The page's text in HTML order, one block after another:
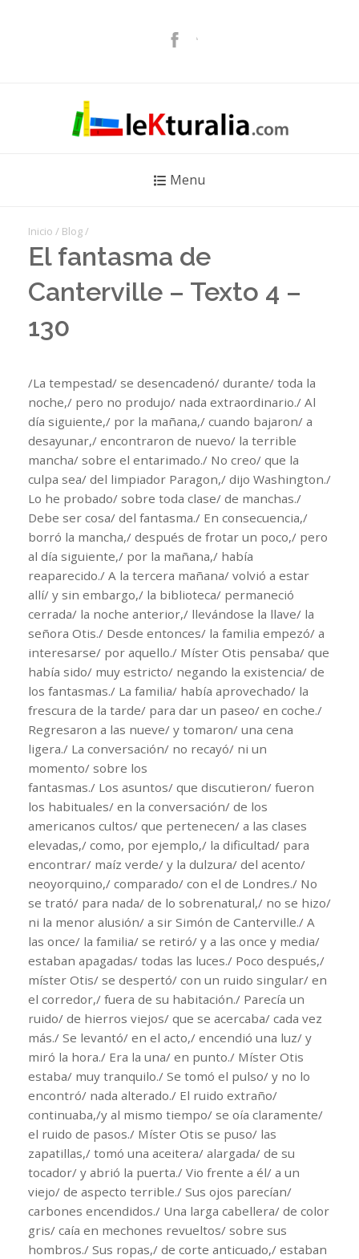
Menu
Inicio / Blog /
El fantasma de
Canterville – Texto 4 –
130
/La tempestad/ se desencadenó/ durante/ toda la
noche,/ pero no produjo/ nada extraordinario./ Al
día siguiente,/ por la mañana,/ cuando bajaron/ a
desayunar,/ encontraron de nuevo/ la terrible
mancha/ sobre el entarimado./ No creo/ que la
culpa sea/ del limpiador Paragon,/ dijo Washington./
Lo he probado/ sobre toda clase/ de manchas./
Debe ser cosa/ del fantasma./ En consecuencia,/
borró la mancha,/ después de frotar un poco,/ pero
al día siguiente,/ por la mañana,/ había
reaparecido./ A la tercera mañana/ volvió a estar
allí/ y sin embargo,/ la biblioteca/ permaneció
cerrada/ la noche anterior,/ llevándose la llave/ la
señora Otis./ Desde entonces/ la familia empezó/ a
interesarse/ por aquello./ Míster Otis pensaba/ que
había sido/ muy estricto/ negando la existencia/ de
los fantasmas./ La familia/ había aprovechado/ la
frescura de la tarde/ para dar un paseo/ en coche./
Regresaron a las nueve/ y tomaron/ una cena
ligera./ La conversación/ no recayó/ ni un
momento/ sobre los
fantasmas./ Los asuntos/ que discutieron/ fueron
los habituales/ en la conversación/ de los
americanos cultos/ que pertenecen/ a las clases
elevadas,/ como, por ejemplo,/ la dificultad/ para
encontrar/ maíz verde/ y la dulzura/ del acento/
neoyorquino,/ comparado/ con el de Londres./ No
se trató/ para nada/ de lo sobrenatural,/ no se hizo/
ni la menor alusión/ a sir Simón de Canterville./ A
las once/ la familia/ se retiró/ y a las once y media/
estaban apagadas/ todas las luces./ Poco después,/
míster Otis/ se despertó/ con un ruido singular/ en
el corredor,/ fuera de su habitación./ Parecía un
ruido/ de hierros viejos/ que se acercaba/ cada vez
más./ Se levantó/ en el acto,/ encendió una luz/ y
miró la hora./ Era la una/ en punto./ Míster Otis
estaba/ muy tranquilo./ Se tomó el pulso/ y no lo
encontró/ nada alterado./ El ruido extraño/
continuaba,/y al mismo tiempo/ se oía claramente/
el ruido de pasos./ Míster Otis se puso/ las
zapatillas,/ tomó una aceitera/ alargada/ de su
tocador/ y abrió la puerta./ Vio frente a él/ a un
viejo/ de aspecto terrible./ Sus ojos parecían/
carbones encendidos./ Una larga cabellera/ de color
gris/ caía en mechones revueltos/ sobre sus
hombros./ Sus ropas,/ de corte anticuado,/ estaban